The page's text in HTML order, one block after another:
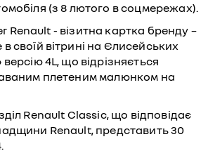
(з 8 лютого в соцмережах).
Renault - візитна картка бренду –
своїй вітрині на Єлисейських
4L, що відрізняється
плетеним малюнком на
Renault Classic, що відповідає
Renault, представить 30